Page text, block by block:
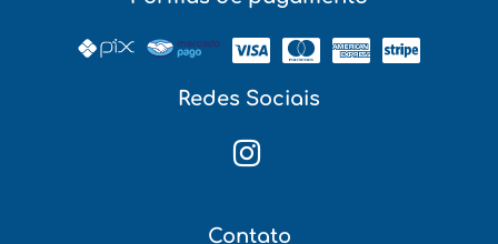
Redes Sociais
Contato